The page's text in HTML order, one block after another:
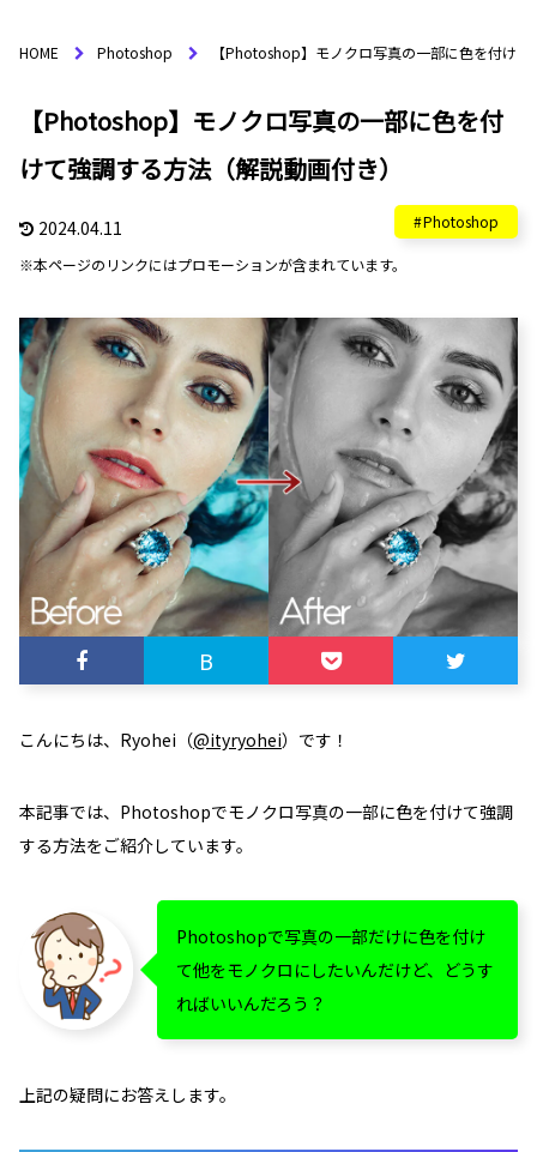
HOME Photoshop 【Photoshop】モノクロ写真の一部に色を付け
【Photoshop】モノクロ写真の一部に色を付
けて強調する方法（解説動画付き）
2024.04.11 Photoshop
※本ページのリンクにはプロモーションが含まれています。
B
こんにちは、Ryohei（@ityryohei）です！
本記事では、Photoshopでモノクロ写真の一部に色を付けて強調
する方法をご紹介しています。
Photoshopで写真の一部だけに色を付け
て他をモノクロにしたいんだけど、どうす
ればいいんだろう？
上記の疑問にお答えします。